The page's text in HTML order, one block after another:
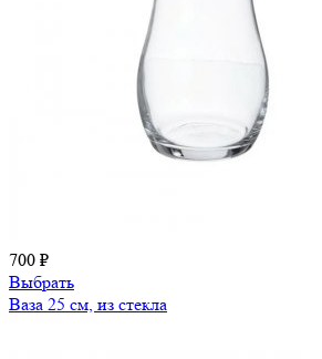
700 ₽
Выбрать
Ваза 25 см, из стекла